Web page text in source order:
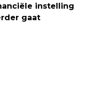
instelling
gaat